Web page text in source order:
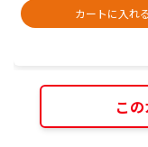
カートに入れる
こ